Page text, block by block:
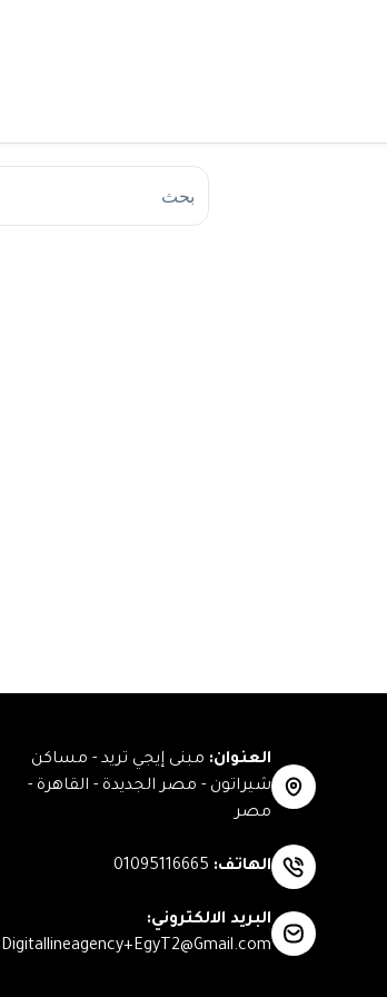
العنوان: مبنى إيجي تريد - مساكن
شيراتون - مصر الجديدة - القاهرة -
مصر
الهاتف:
01095116665
البريد الالكتروني:
Digitallineagency+EgyT2@Gmail.com